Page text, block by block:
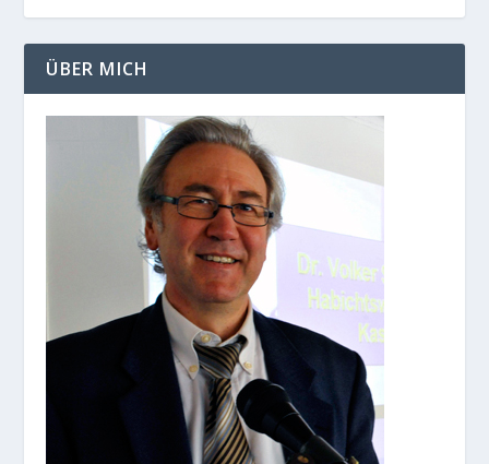
ÜBER MICH